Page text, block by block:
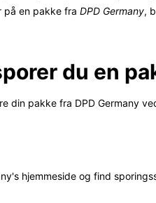
på en pakke fra DPD Germany,
du en
din pakke fra DPD Germany
hjemmeside og find